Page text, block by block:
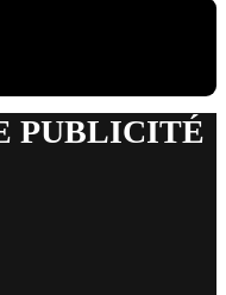
PUBLICITÉ